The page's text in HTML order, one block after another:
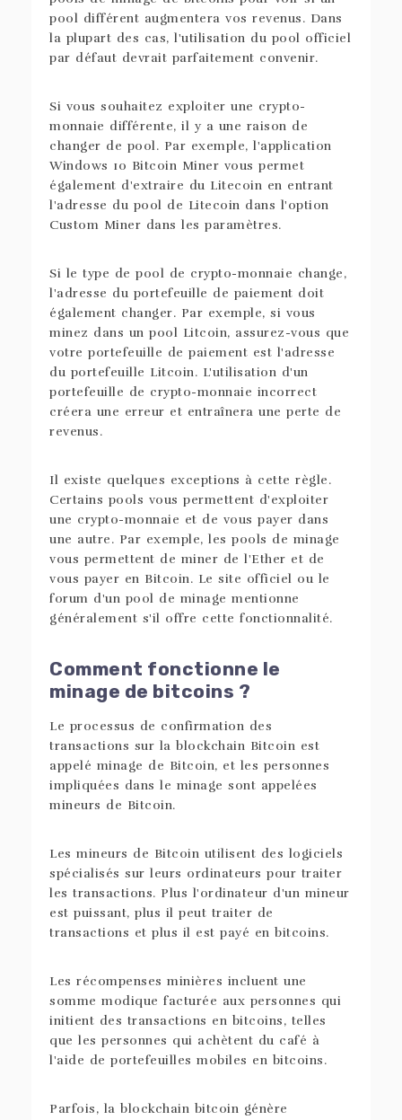
pool différent augmentera vos revenus. Dans
la plupart des cas, l'utilisation du pool officiel
par défaut devrait parfaitement convenir.
Si vous souhaitez exploiter une crypto-
monnaie différente, il y a une raison de
changer de pool. Par exemple, l'application
Windows 10 Bitcoin Miner vous permet
également d'extraire du Litecoin en entrant
l'adresse du pool de Litecoin dans l'option
Custom Miner dans les paramètres.
Si le type de pool de crypto-monnaie change,
l'adresse du portefeuille de paiement doit
également changer. Par exemple, si vous
minez dans un pool Litcoin, assurez-vous que
votre portefeuille de paiement est l'adresse
du portefeuille Litcoin. L'utilisation d'un
portefeuille de crypto-monnaie incorrect
créera une erreur et entraînera une perte de
revenus.
Il existe quelques exceptions à cette règle.
Certains pools vous permettent d'exploiter
une crypto-monnaie et de vous payer dans
une autre. Par exemple, les pools de minage
vous permettent de miner de l'Ether et de
vous payer en Bitcoin. Le site officiel ou le
forum d'un pool de minage mentionne
généralement s'il offre cette fonctionnalité.
Comment fonctionne le
minage de bitcoins ?
Le processus de confirmation des
transactions sur la blockchain Bitcoin est
appelé minage de Bitcoin, et les personnes
impliquées dans le minage sont appelées
mineurs de Bitcoin.
Les mineurs de Bitcoin utilisent des logiciels
spécialisés sur leurs ordinateurs pour traiter
les transactions. Plus l'ordinateur d'un mineur
est puissant, plus il peut traiter de
transactions et plus il est payé en bitcoins.
Les récompenses minières incluent une
somme modique facturée aux personnes qui
initient des transactions en bitcoins, telles
que les personnes qui achètent du café à
l'aide de portefeuilles mobiles en bitcoins.
Parfois, la blockchain bitcoin génère